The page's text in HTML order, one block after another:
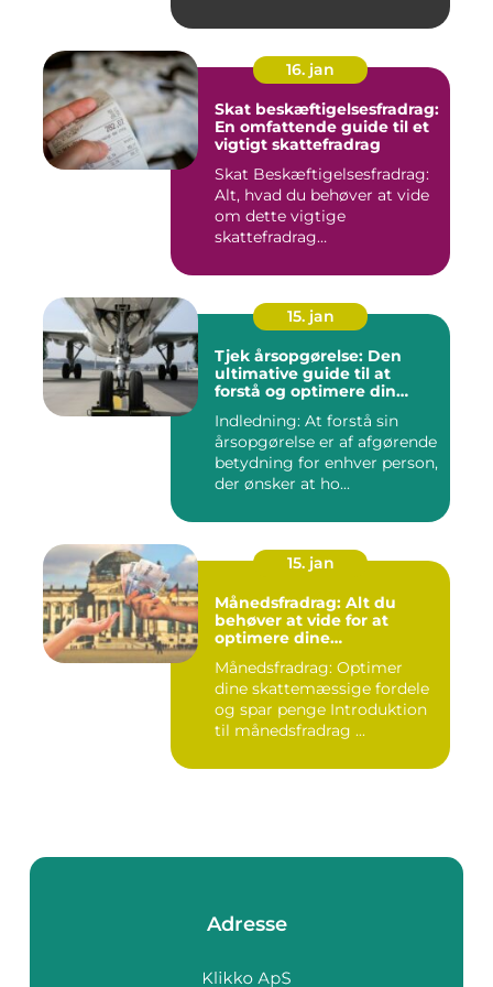
16. jan
Skat beskæftigelsesfradrag:
En omfattende guide til et
vigtigt skattefradrag
Skat Beskæftigelsesfradrag:
Alt, hvad du behøver at vide
om dette vigtige
skattefradrag
15. jan
Tjek årsopgørelse: Den
ultimative guide til at
forstå og optimere din
Indledning: At forstå sin
årsopgørelse er af afgørende
betydning for enhver person,
der ønsker at ho...
15. jan
Månedsfradrag: Alt du
behøver at vide for at
optimere dine
Månedsfradrag: Optimer
dine skattemæssige fordele
og spar penge Introduktion
til månedsfradrag ...
Adresse